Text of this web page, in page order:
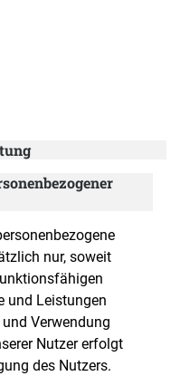
nur, soweit
und Leistungen
Verwendung
Nutzer erfolgt
des Nutzers.